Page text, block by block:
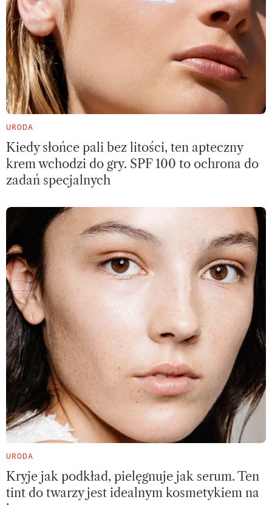
URODA
Kiedy słońce pali bez litości, ten apteczny
krem wchodzi do gry. SPF 100 to ochrona do
zadań specjalnych
URODA
Kryje jak podkład, pielęgnuje jak serum. Ten
tint do twarzy jest idealnym kosmetykiem na